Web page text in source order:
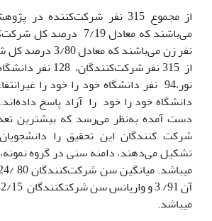
نفر زن می‌باشند که
از 315 نفر
دانشگاه خود را خود را آزاد پاسخ
دست آمده به‌نظر می‌رسد که بیشترین
شرکت کنندگان این تحقیق را
آن 91/ 3 و واریانس سن شرکت­کنندگان 32/15
می­باشد.